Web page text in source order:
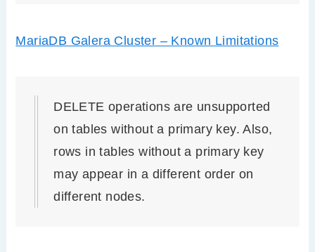
MariaDB Galera Cluster – Known Limitations
DELETE operations are unsupported
on tables without a primary key. Also,
rows in tables without a primary key
may appear in a different order on
different nodes.